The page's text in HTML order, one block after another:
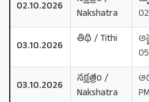
02.10.2026
Nakshatra
03.10.2026
తిథి / Tithi
03.10.2026
నక్షత్రం /
Nakshatra
PM